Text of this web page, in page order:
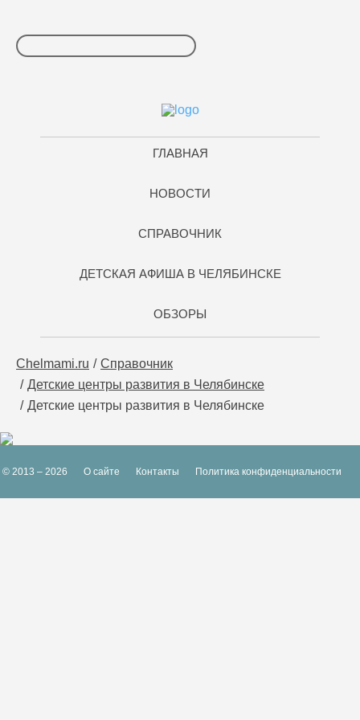
ГЛАВНАЯ
НОВОСТИ
СПРАВОЧНИК
ДЕТСКАЯ АФИША В ЧЕЛЯБИНСКЕ
ОБЗОРЫ
Chelmami.ru
Справочник
Детские центры развития в Челябинске
Детские центры развития в Челябинске
© 2013 – 2026 О сайте Контакты Политика конфиденциальности